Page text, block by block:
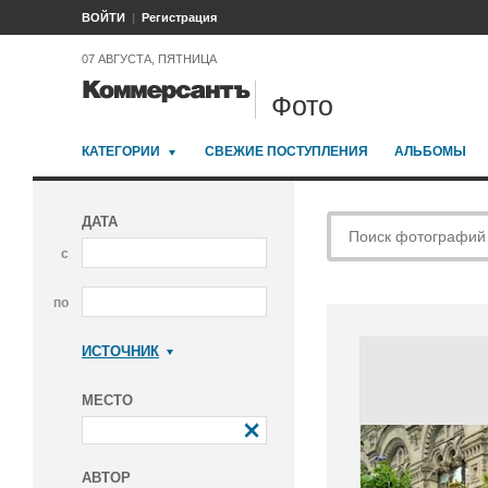
ВОЙТИ Регистрация
07 АВГУСТА, ПЯТНИЦА
Фото
КАТЕГОРИИ СВЕЖИЕ ПОСТУПЛЕНИЯ АЛЬБОМЫ
ДАТА
с
по
ИСТОЧНИК
МЕСТО
АВТОР